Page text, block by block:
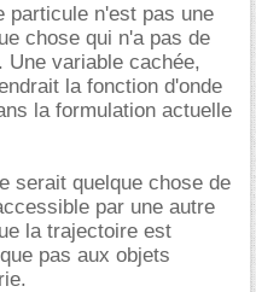
particule n'est pas une
chose qui n'a pas de
Une variable cachée,
la fonction d'onde
la formulation actuelle
serait quelque chose de
par une autre
la trajectoire est
pas aux objets